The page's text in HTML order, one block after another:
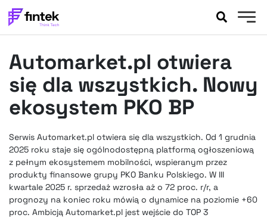
BANKOWOŚĆ
EVENTY
FELIETONY
WYWIADY
PODCASTY
FINTEK EXTRA
OKIEM EKSPERTA
Automarket.pl otwiera
się dla wszystkich. Nowy
ekosystem PKO BP
Serwis Automarket.pl otwiera się dla wszystkich. Od 1 grudnia
2025 roku staje się ogólnodostępną platformą ogłoszeniową
z pełnym ekosystemem mobilności, wspieranym przez
produkty finansowe grupy PKO Banku Polskiego. W III
kwartale 2025 r. sprzedaż wzrosła aż o 72 proc. r/r, a
prognozy na koniec roku mówią o dynamice na poziomie +60
proc. Ambicją Automarket.pl jest wejście do TOP 3